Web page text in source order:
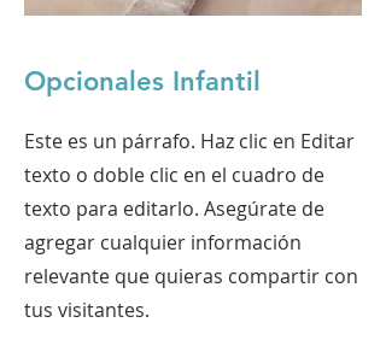
Opcionales Infantil
Este es un párrafo. Haz clic en Editar
texto o doble clic en el cuadro de
texto para editarlo. Asegúrate de
agregar cualquier información
relevante que quieras compartir con
tus visitantes.